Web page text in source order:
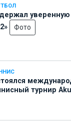
Фото
турнир